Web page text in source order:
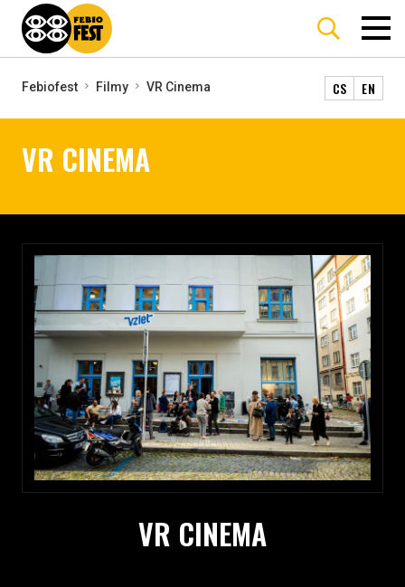
Febiofest Filmy VR Cinema CS EN
VR CINEMA
VR CINEMA